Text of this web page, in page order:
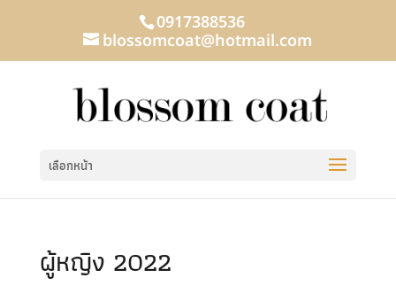
0917388536
blossomcoat@hotmail.com
เลือกหน้า
ผู้หญิง 2022